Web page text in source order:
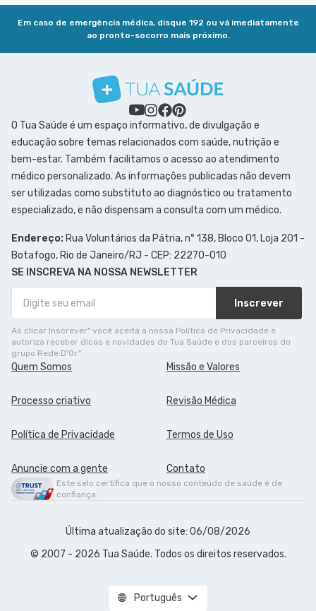
Em caso de emergência médica, disque 192 ou vá imediatamente
ao pronto-socorro mais próximo.
O Tua Saúde é um espaço informativo, de divulgação e
educação sobre temas relacionados com saúde, nutrição e
bem-estar. Também facilitamos o acesso ao atendimento
médico personalizado. As informações publicadas não devem
ser utilizadas como substituto ao diagnóstico ou tratamento
especializado, e não dispensam a consulta com um médico.
Endereço: Rua Voluntários da Pátria, n° 138, Bloco 01, Loja 201 -
Botafogo, Rio de Janeiro/RJ - CEP: 22270-010
SE INSCREVA NA NOSSA NEWSLETTER
Inscrever
Ao clicar Inscrever" você aceita a nossa Política de Privacidade e
autoriza receber dicas e novidades do Tua Saúde e dos parceiros do
grupo Rede D'Or."
Quem Somos Missão e Valores
Processo criativo Revisão Médica
Política de Privacidade Termos de Uso
Anuncie com a gente Contato
Este selo certifica que o nosso conteúdo de saúde é de
confiança.
Última atualização do site: 06/08/2026
© 2007 - 2026 Tua Saúde. Todos os direitos reservados.
Português